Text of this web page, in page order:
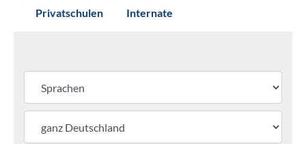
Privatschulen Internate